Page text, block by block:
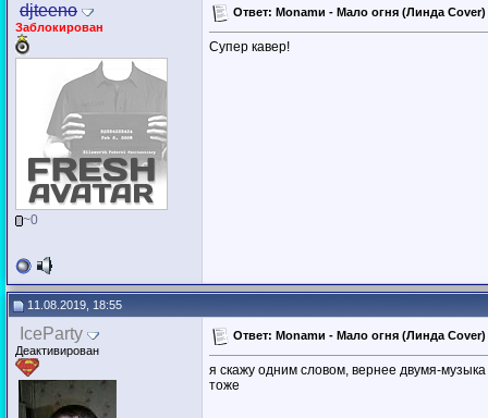
djteeno
Заблокирован
~0
Ответ: Monamи - Мало огня (Линда
Супер кавер!
11.08.2019, 18:55
IceParty
Деактивирован
Ответ: Monamи - Мало огня (Линда
я скажу одним словом, вернее двумя-
тоже